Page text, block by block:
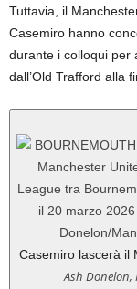
Tuttavia, il
Casemiro hanno
durante i colloqui per
dall’Old Trafford alla
Casemiro lascerà il
Ash Donelon,